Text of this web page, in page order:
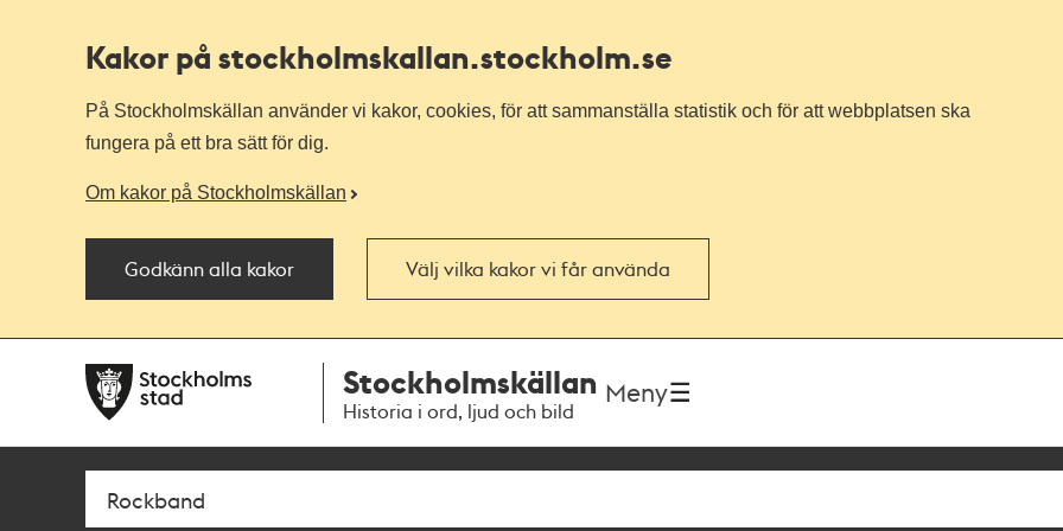
Kakor på stockholmskallan.stockholm.se
På Stockholmskällan använder vi kakor, cookies, för att sammanställa statistik och för att webbplatsen ska
fungera på ett bra sätt för dig.
Om kakor på Stockholmskällan
Godkänn alla kakor Välj vilka kakor vi får använda
navigationen
huvudinnehållet
Stockholmskällan
Historia i ord, ljud och bild
Meny
Sök